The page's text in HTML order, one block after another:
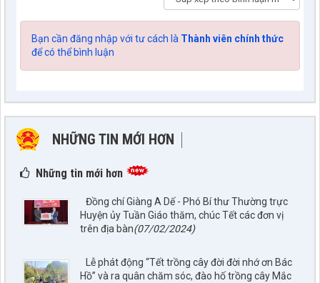
Bạn cần đăng nhập với tư cách là Thành viên chính thức
để có thể bình luận
NHỮNG TIN MỚI HƠN
NHỮNG TIN CŨ HƠN
Những tin mới hơn
Đồng chí Giàng A Dế - Phó Bí thư Thường trực
Huyện ủy Tuần Giáo thăm, chúc Tết các đơn vị
trên địa bàn(07/02/2024)
Lễ phát động “Tết trồng cây đời đời nhớ ơn Bác
Hồ” và ra quân chăm sóc, đào hố trồng cây Mắc